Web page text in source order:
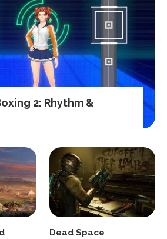
2: Rhythm &
Dead Space